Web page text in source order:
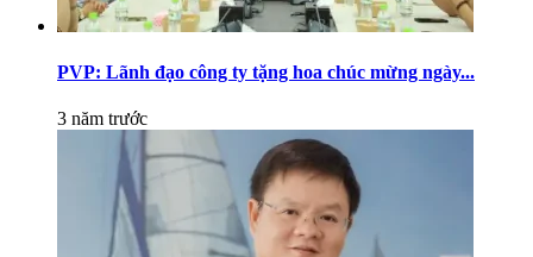
PVP: Lãnh đạo công ty tặng hoa chúc mừng ngày...
3 năm trước